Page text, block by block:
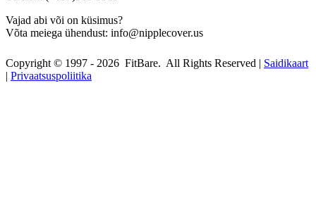
Vajad abi või on küsimus?
Võta meiega ühendust: info@nipplecover.us
Copyright © 1997 - 2026 FitBare. All Rights Reserved | Saidikaart
| Privaatsuspoliitika